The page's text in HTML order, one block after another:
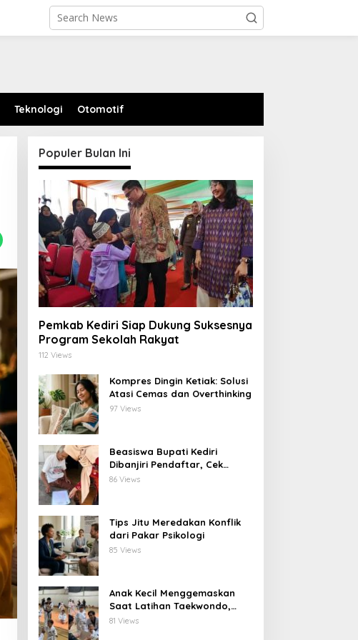
Teknologi Otomotif
Populer Bulan Ini
Pemkab Kediri Siap Dukung Suksesnya
Program Sekolah Rakyat
112 Views
Kompres Dingin Ketiak: Solusi
Atasi Cemas dan Overthinking
97 Views
Beasiswa Bupati Kediri
Dibanjiri Pendaftar, Cek
Langsung ke Rumah untuk
86 Views
Tips Jitu Meredakan Konflik
dari Pakar Psikologi
85 Views
Anak Kecil Menggemaskan
Saat Latihan Taekwondo,
Netizen Terhibur
81 Views